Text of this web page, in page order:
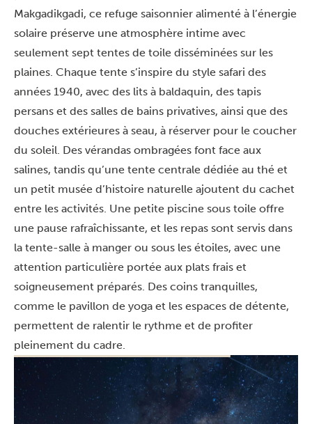
Makgadikgadi, ce refuge saisonnier alimenté à l’énergie
solaire préserve une atmosphère intime avec
seulement sept tentes de toile disséminées sur les
plaines. Chaque tente s’inspire du style safari des
années 1940, avec des lits à baldaquin, des tapis
persans et des salles de bains privatives, ainsi que des
douches extérieures à seau, à réserver pour le coucher
du soleil. Des vérandas ombragées font face aux
salines, tandis qu’une tente centrale dédiée au thé et
un petit musée d’histoire naturelle ajoutent du cachet
entre les activités. Une petite piscine sous toile offre
une pause rafraîchissante, et les repas sont servis dans
la tente-salle à manger ou sous les étoiles, avec une
attention particulière portée aux plats frais et
soigneusement préparés. Des coins tranquilles,
comme le pavillon de yoga et les espaces de détente,
permettent de ralentir le rythme et de profiter
pleinement du cadre.